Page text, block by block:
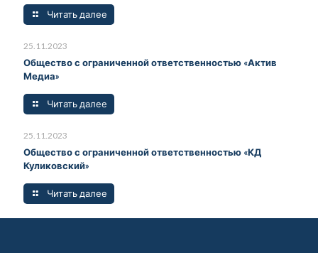
Читать далее
25.11.2023
Общество с ограниченной ответственностью «Актив
Медиа»
Читать далее
25.11.2023
Общество с ограниченной ответственностью «КД
Куликовский»
Читать далее